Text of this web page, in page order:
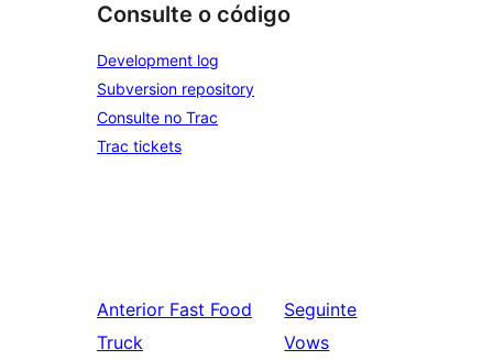
Consulte o código
Development log
Subversion repository
Consulte no Trac
Trac tickets
Anterior Fast Food
Truck
Seguinte
Vows